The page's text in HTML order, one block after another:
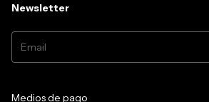
Newsletter
Medios de pago